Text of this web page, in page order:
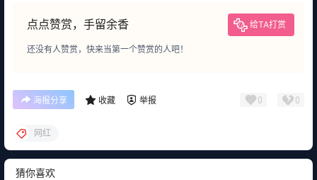
点点赞赏，手留余香 给TA打赏
还没有人赞赏，快来当第一个赞赏的人吧！
海报分享 收藏 举报 0 0
网红
猜你喜欢